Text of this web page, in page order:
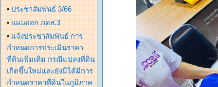
• ประชาสัมพันธ์ 3/66
• แผนออก ภดส.3
• แจ้งประชาสัมพันธ์ การ
กำหนดการประเมินราคา
ที่ดินเพิ่มเติม กรณีแปลงที่ดิน
เกิดขึ้นใหม่และยังมิได้มีการ
กำหนดราคาที่ดินในภูมิภาค